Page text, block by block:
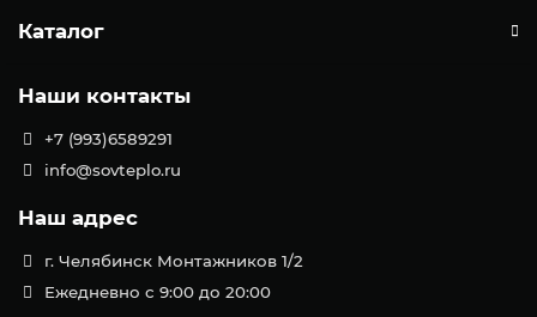
Каталог
Наши контакты
+7 (993)6589291
info@sovteplo.ru
Наш адрес
г. Челябинск Монтажников 1/2
Ежедневно с 9:00 до 20:00